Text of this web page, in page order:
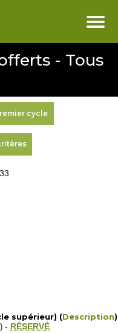
- Tous
cycle
supérieur) (Description)
- RÉSERVÉ